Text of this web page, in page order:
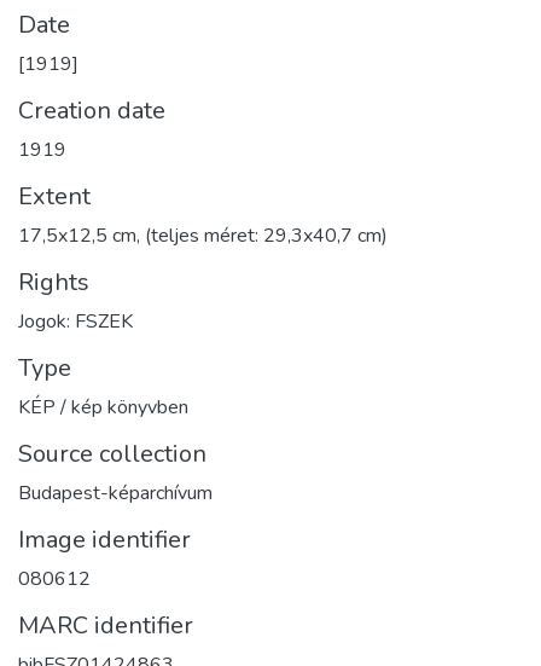
Date
[1919]
Creation date
1919
Extent
17,5x12,5 cm, (teljes méret: 29,3x40,7 cm)
Rights
Jogok: FSZEK
Type
KÉP / kép könyvben
Source collection
Budapest-képarchívum
Image identifier
080612
MARC identifier